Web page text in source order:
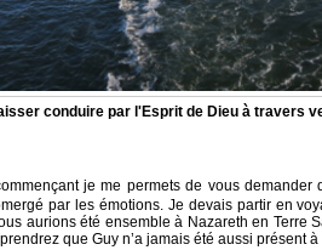
conduire par l'Esprit de Dieu à travers
je me permets de vous demander
par les émotions. Je devais partir en
aurions été ensemble à Nazareth en Terre
que Guy n’a jamais été aussi présent